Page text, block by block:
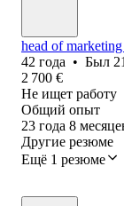
head of
42 года • Был
2 700 €
Не ищет работу
Общий опыт
23 года 8
Другие резюме
Ещё 1 резюме